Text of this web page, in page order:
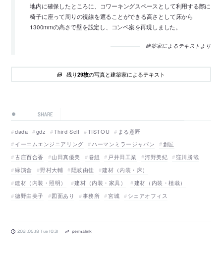
地内に確保したところに、コワーキングスペースとして利用する際に
椅子に座って周りの視線を遮ることができる高さとして床から
1300mmの高さで壁を設定し、コンペ案を再現しました。
建築家によるテキストより
残り29枚の写真と建築家によるテキスト
SHARE
dada gdz Third Self TISTOU
まる意匠
イーエムエンジニアリング
ハーマンミラージャパン
創匠
古庄百合香
山田真優美 巻組 戸井田工業 河野美紀
窪川勝哉
緑演舎
野村大輔 隠岐由佳
建材（内装・床）
建材（内装・照明）
建材（内装・家具）
建材（内装・植栽）
德野由美子
図面あり 事務所 宮城 シェアオフィス
2021.05.18 Tue 10:31 permalink